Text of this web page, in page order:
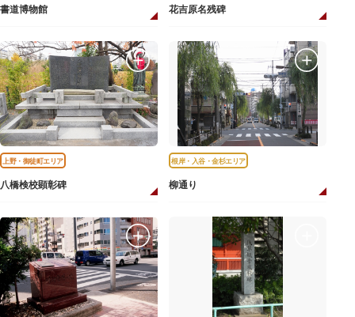
書道博物館 花吉原名残碑
上野・御徒町エリア
八橋検校顕彰碑
根岸・入谷・金杉エリア
柳通り